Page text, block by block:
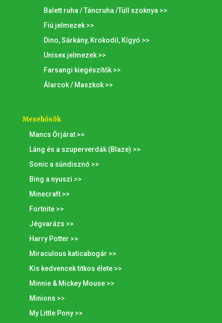
Balett ruha / Táncruha /Tüll szoknya >>
Fiú jelmezek >>
Dino, Sárkány, Krokodil, Kígyó >>
Unisex jelmezek >>
Farsangi kiegészítők >>
Álarcok / Maszkok >>
Mesehősök
Mancs Őrjárat >>
Láng és a szuperverdák (Blaze) >>
Sonic a sündisznó >>
Bing a nyuszi >>
Minecraft >>
Fortnite >>
Jégvarázs >>
Harry Potter >>
Miraculous katicabogár >>
Kis kedvencek titkos élete >>
Minnie & Mickey Mouse >>
Minions >>
My Little Pony >>